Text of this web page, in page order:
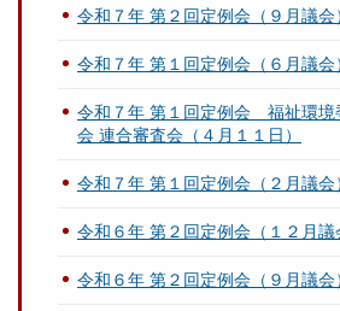
令和７年 第２回定例会（９月議会
令和７年 第１回定例会（６月議会
令和７年 第１回定例会 福祉環境
会 連合審査会（４月１１日）
令和７年 第１回定例会（２月議会
令和６年 第２回定例会（１２月議
令和６年 第２回定例会（９月議会